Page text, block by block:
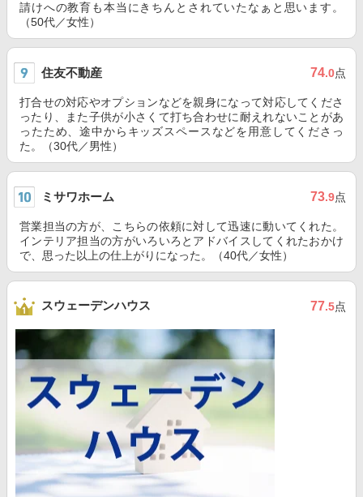
請けへの教育も本当にきちんとされていたなぁと思います。
（50代／女性）
住友不動産 74.0点
打合せの対応やオプションなどを親身になって対応してくださ
ったり、また子供が小さくて打ち合わせに耐えれないことがあ
ったため、途中からキッズスペースなどを用意してくださっ
た。（30代／男性）
ミサワホーム 73.9点
営業担当の方が、こちらの依頼に対して迅速に動いてくれた。
インテリア担当の方がいろいろとアドバイスしてくれたおかけ
で、思った以上の仕上がりになった。（40代／女性）
スウェーデンハウス 77.5点